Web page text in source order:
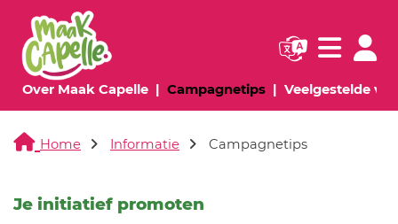
Over Maak Capelle(huidige pagina)
Campagnetips(huidige pagina)
Veelgestelde
Navigatie
Home Informatie Campagnetips
Je initiatief promoten